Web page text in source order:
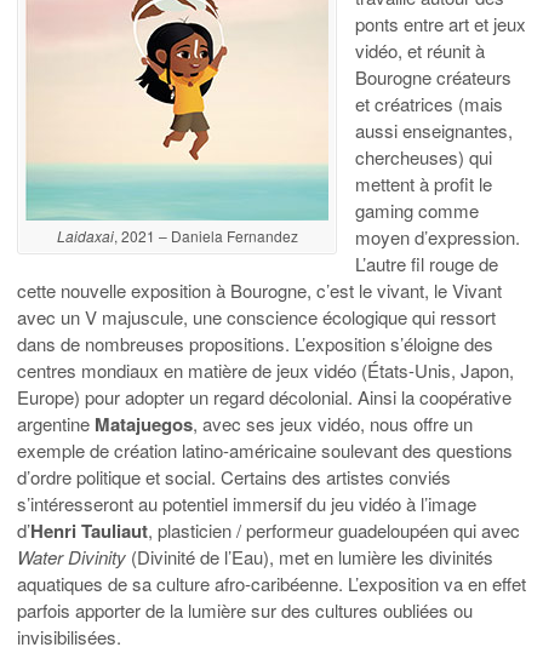
Laidaxai, 2021 – Daniela Fernandez
ponts entre art et jeux
vidéo, et réunit à
Bourogne créateurs
et créatrices (mais
aussi enseignantes,
chercheuses) qui
mettent à profit le
gaming comme
moyen d’expression.
L’autre fil rouge de
cette nouvelle exposition à Bourogne, c’est le vivant, le Vivant
avec un V majuscule, une conscience écologique qui ressort
dans de nombreuses propositions. L’exposition s’éloigne des
centres mondiaux en matière de jeux vidéo (États-Unis, Japon,
Europe) pour adopter un regard décolonial. Ainsi la coopérative
argentine Matajuegos, avec ses jeux vidéo, nous offre un
exemple de création latino-américaine soulevant des questions
d’ordre politique et social. Certains des artistes conviés
s’intéresseront au potentiel immersif du jeu vidéo à l’image
d’Henri Tauliaut, plasticien / performeur guadeloupéen qui avec
Water Divinity (Divinité de l’Eau), met en lumière les divinités
aquatiques de sa culture afro-caribéenne. L’exposition va en effet
parfois apporter de la lumière sur des cultures oubliées ou
invisibilisées.